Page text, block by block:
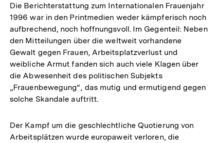
Die Berichterstattung zum Internationalen Frauenjahr
1996 war in den Printmedien weder kämpferisch noch
aufbrechend, noch hoffnungsvoll. Im Gegenteil: Neben
den Mitteilungen über die weltweit vorhandene
Gewalt gegen Frauen, Arbeitsplatzverlust und
weibliche Armut fanden sich auch viele Klagen über
die Abwesenheit des politischen Subjekts
„Frauenbewegung“, das mutig und ermutigend gegen
solche Skandale auftritt.
Der Kampf um die geschlechtliche Quotierung von
Arbeitsplätzen wurde europaweit verloren, die